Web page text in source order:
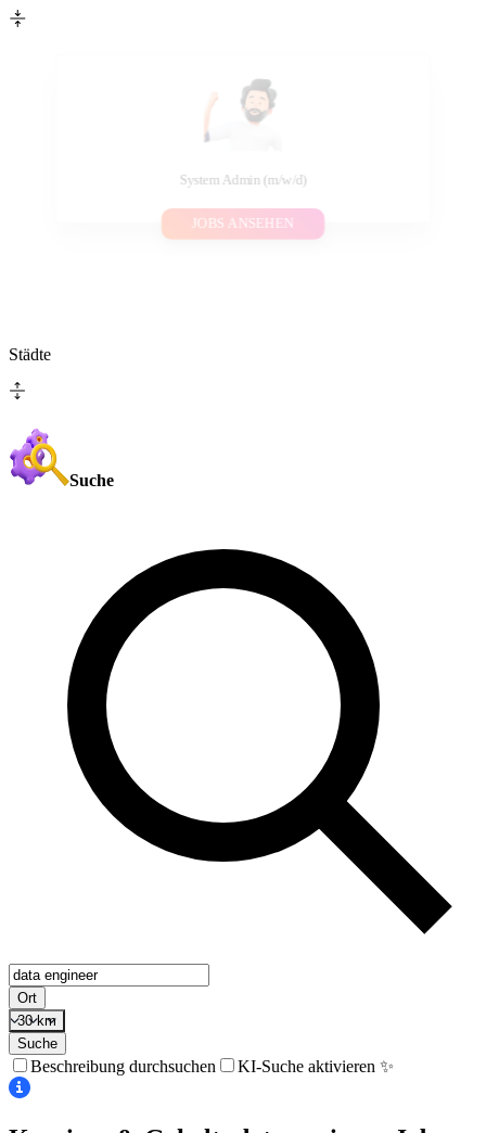
System Admin (m/w/d)
JOBS ANSEHEN
Städte
Suche
Ort
30 km
Suche
Beschreibung durchsuchen KI-Suche aktivieren ✨